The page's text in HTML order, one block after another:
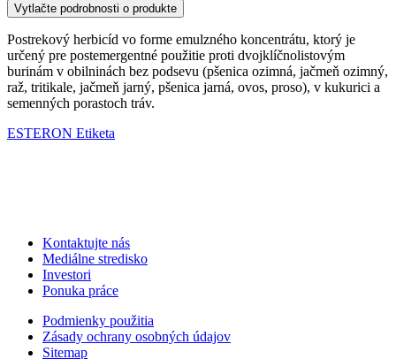
Vytlačte podrobnosti o produkte
Postrekový herbicíd vo forme emulzného koncentrátu, ktorý je
určený pre postemergentné použitie proti dvojklíčnolistovým
burinám v obilninách bez podsevu (pšenica ozimná, jačmeň ozimný,
raž, tritikale, jačmeň jarný, pšenica jarná, ovos, proso), v kukurici a
semenných porastoch tráv.
ESTERON Etiketa
Kontaktujte nás
Mediálne stredisko
Investori
Ponuka práce
Podmienky použitia
Zásady ochrany osobných údajov
Sitemap